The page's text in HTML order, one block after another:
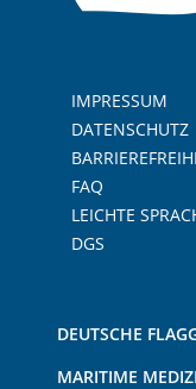
IMPRESSUM
DATENSCHUTZ
FAQ
LEICHTE
DGS
DEUTSCHE
MARITIME